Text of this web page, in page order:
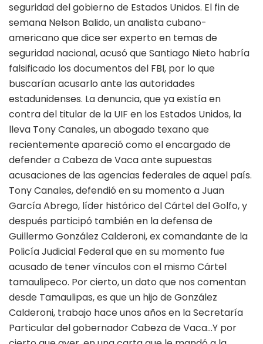
seguridad del gobierno de Estados Unidos. El fin de
semana Nelson Balido, un analista cubano-
americano que dice ser experto en temas de
seguridad nacional, acusó que Santiago Nieto habría
falsificado los documentos del FBI, por lo que
buscarían acusarlo ante las autoridades
estadunidenses. La denuncia, que ya existía en
contra del titular de la UIF en los Estados Unidos, la
lleva Tony Canales, un abogado texano que
recientemente apareció como el encargado de
defender a Cabeza de Vaca ante supuestas
acusaciones de las agencias federales de aquel país.
Tony Canales, defendió en su momento a Juan
García Abrego, líder histórico del Cártel del Golfo, y
después participó también en la defensa de
Guillermo González Calderoni, ex comandante de la
Policía Judicial Federal que en su momento fue
acusado de tener vínculos con el mismo Cártel
tamaulipeco. Por cierto, un dato que nos comentan
desde Tamaulipas, es que un hijo de González
Calderoni, trabajo hace unos años en la Secretaría
Particular del gobernador Cabeza de Vaca…Y por